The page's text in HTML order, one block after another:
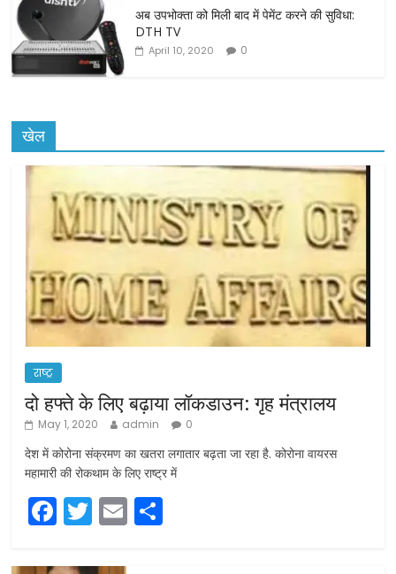
अब उपभोक्ता को मिली बाद में पेमेंट करने की सुविधा:
DTH TV
April 10, 2020 0
खेल
राष्ट्र
दो हफ्ते के लिए बढ़ाया लॉकडाउन: गृह मंत्रालय
May 1, 2020 admin 0
देश में कोरोना संक्रमण का खतरा लगातार बढ़ता जा रहा है. कोरोना वायरस
महामारी की रोकथाम के लिए राष्ट्र में
F
a
T
w
E
m